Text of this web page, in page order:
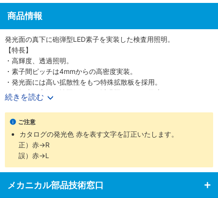
商品情報
発光面の真下に砲弾型LED素子を実装した検査用照明。
【特長】
・高輝度、透過照明。
・素子間ピッチは4mmからの高密度実装。
・発光面には高い拡散性をもつ特殊拡散板を採用。
・高輝度、高均一性照明のため透過照明として最適。
・広い範囲を照射できるムラの少ない反射照明としても活躍。
・偏光板などオプションの取付も可能。
・豊富な発光面形状と色調で様々なワークや検出目的に対応可能。
【用途】
・各種形状認識、寸法測定、異物検査、液面レベルチェック、ピン
ホール検査、シート材検査など。
続きを読む
ご注意
カタログの発光色 赤を表す文字を訂正いたします。
正）赤→R
誤）赤→L
メカニカル部品技術窓口